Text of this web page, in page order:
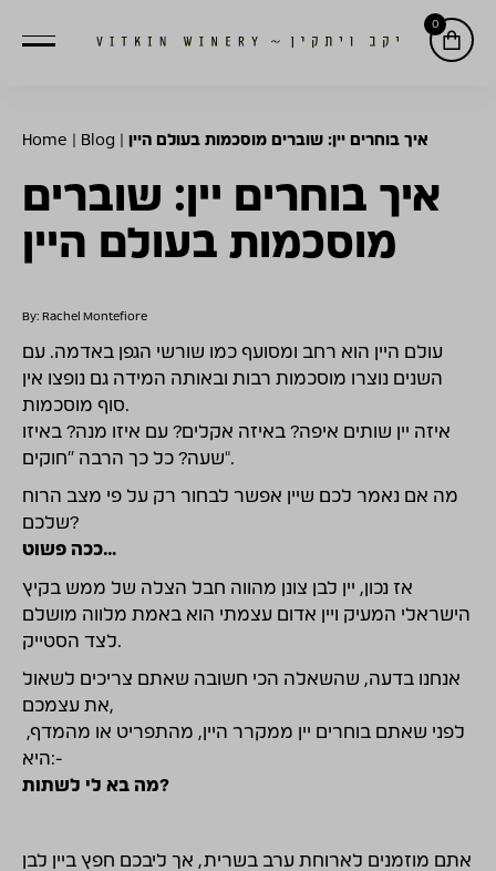
0
Home Blog |איך בוחרים יין: שוברים מוסכמות בעולם היין
איך בוחרים יין: שוברים
מוסכמות בעולם היין
By: Rachel Montefiore
עולם היין הוא רחב ומסועף כמו שורשי הגפן באדמה. עם
השנים נוצרו מוסכמות רבות ובאותה המידה גם נופצו אין
סוף מוסכמות.
איזה יין שותים איפה? באיזה אקלים? עם איזו מנה? באיזו
שעה? כל כך הרבה "חוקים".
מה אם נאמר לכם שיין אפשר לבחור רק על פי מצב הרוח
שלכם?
ככה פשוט…
אז נכון, יין לבן צונן מהווה חבל הצלה של ממש בקיץ
הישראלי המעיק ויין אדום עצמתי הוא באמת מלווה מושלם
לצד הסטייק.
אנחנו בדעה, שהשאלה הכי חשובה שאתם צריכים לשאול
את עצמכם,
היא:-
מה בא לי לשתות?
אתם מוזמנים לארוחת ערב בשרית, אך ליבכם חפץ ביין לבן